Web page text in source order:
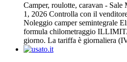
Camper, roulotte, caravan - Sale
1, 2026 Controlla con il
Noleggio camper semintegrale
formula chilometraggio
giorno. La tariffa è giornaliera